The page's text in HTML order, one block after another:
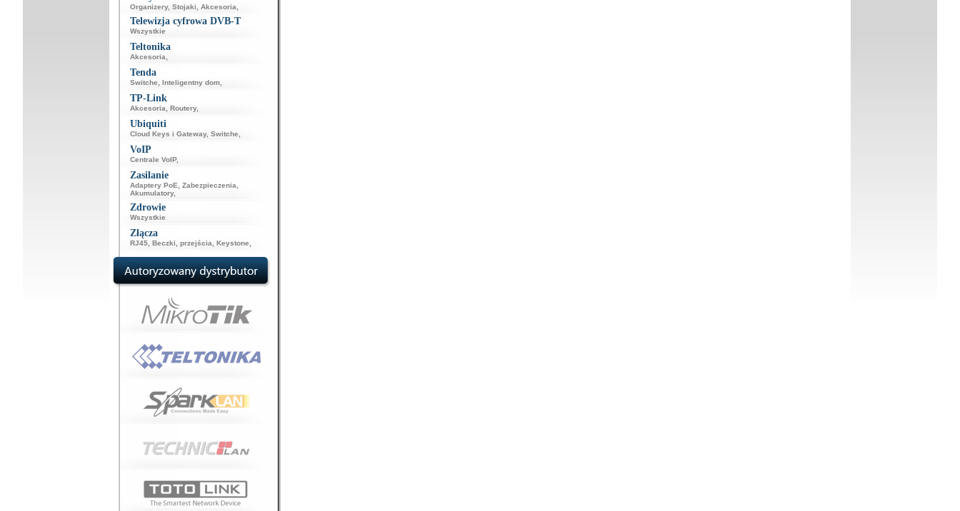
Organizery, Stojaki Akcesoria
Telewizja cyfrowa DVB-T
Wszystkie
Teltonika
Akcesoria
Tenda
Switche Inteligentny dom,
TP-Link
Akcesoria Routery,
Ubiquiti
Cloud Keys i Gateway, Switche
VoIP
Centrale VoIP,
Zasilanie
Adaptery PoE Zabezpieczenia
Akumulatory,
Zdrowie
Wszystkie
Złącza
RJ45, Beczki, przejścia Keystone